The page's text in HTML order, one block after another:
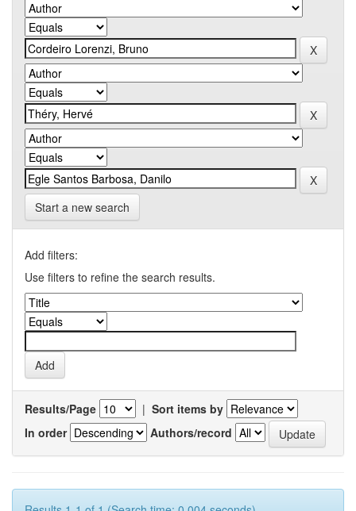
Start a new search
Add filters:
Use filters to refine the search results.
Results/Page | Sort items by
In order
Authors/record